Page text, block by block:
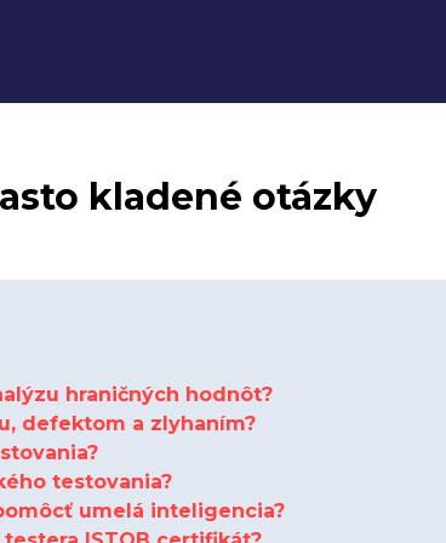
kladené otázky
hraničných hodnôt?
defektom a zlyhaním?
testovania?
umelá inteligencia?